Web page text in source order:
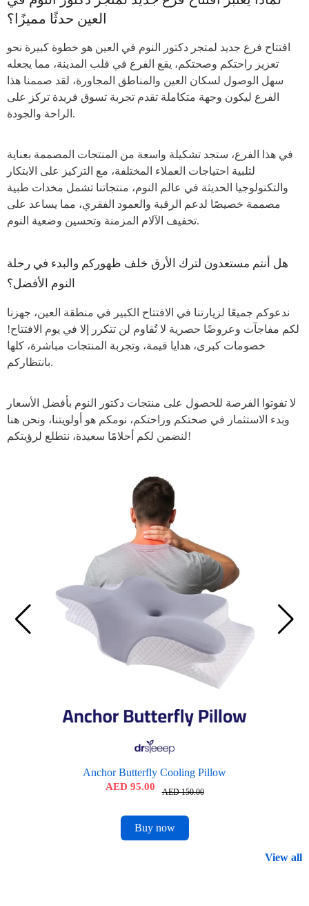
العين حدثًا مميزًا؟
افتتاح فرع جديد لمتجر دكتور النوم في العين هو خطوة كبيرة نحو
تعزيز راحتكم وصحتكم، يقع الفرع في قلب المدينة، مما يجعله
سهل الوصول لسكان العين والمناطق المجاورة، لقد صممنا هذا
الفرع ليكون وجهة متكاملة تقدم تجربة تسوق فريدة تركز على
الراحة والجودة.
في هذا الفرع، ستجد تشكيلة واسعة من المنتجات المصممة بعناية
لتلبية احتياجات العملاء المختلفة، مع التركيز على الابتكار
والتكنولوجيا الحديثة في عالم النوم، منتجاتنا تشمل مخدات طبية
مصممة خصيصًا لدعم الرقبة والعمود الفقري، مما يساعد على
تخفيف الآلام المزمنة وتحسين وضعية النوم.
هل أنتم مستعدون لترك الأرق خلف ظهوركم والبدء في رحلة
النوم الأفضل؟
ندعوكم جميعًا لزيارتنا في الافتتاح الكبير في منطقة العين، جهزنا
لكم مفاجآت وعروضًا حصرية لا تُقاوم لن تتكرر إلا في يوم الافتتاح!
خصومات كبرى، هدايا قيمة، وتجربة المنتجات مباشرة، كلها
بانتظاركم.
لا تفوتوا الفرصة للحصول على منتجات دكتور النوم بأفضل الأسعار
وبدء الاستثمار في صحتكم وراحتكم، نومكم هو أولويتنا، ونحن هنا
لنضمن لكم أحلامًا سعيدة، نتطلع لرؤيتكم!
Anchor Butterfly Cooling Pillow
AED 95.00
AED 150.00
Buy now
View all